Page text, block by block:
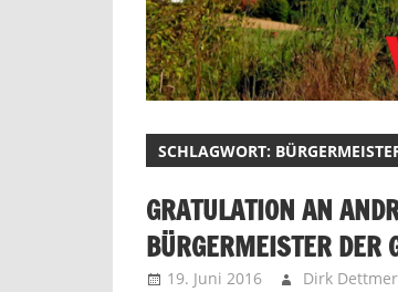
SCHLAGWORT:
GRATULATION AN
BÜRGERMEISTER DER
19. Juni 2016 Dirk